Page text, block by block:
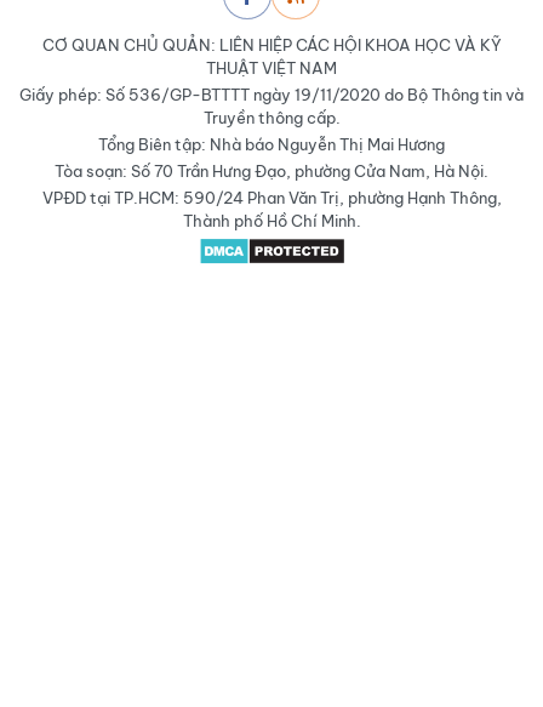
CƠ QUAN CHỦ QUẢN: LIÊN HIỆP CÁC HỘI KHOA HỌC VÀ KỸ
THUẬT VIỆT NAM
Giấy phép: Số 536/GP-BTTTT ngày 19/11/2020 do Bộ Thông tin và
Truyền thông cấp.
Tổng Biên tập: Nhà báo Nguyễn Thị Mai Hương
Tòa soạn: Số 70 Trần Hưng Đạo, phường Cửa Nam, Hà Nội.
VPĐD tại TP.HCM: 590/24 Phan Văn Trị, phường Hạnh Thông,
Thành phố Hồ Chí Minh.